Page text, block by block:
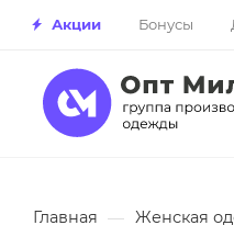
Акции Бонусы
Главная — Женская